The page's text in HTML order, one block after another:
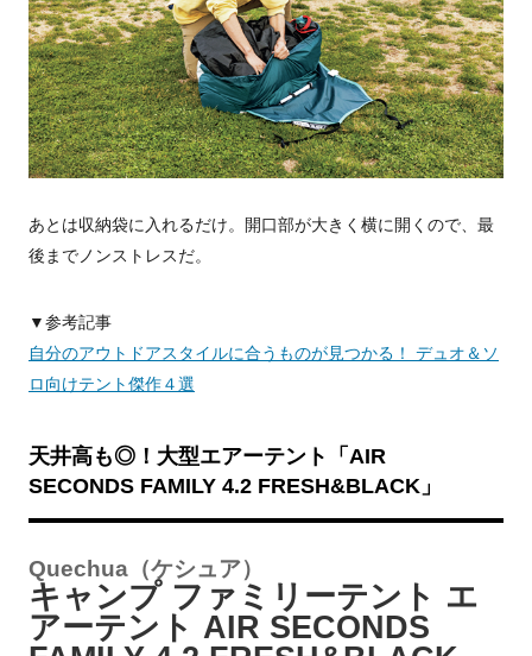
あとは収納袋に入れるだけ。開口部が大きく横に開くので、最
後までノンストレスだ。
▼参考記事
自分のアウトドアスタイルに合うものが見つかる！ デュオ＆ソ
ロ向けテント傑作４選
天井高も◎！大型エアーテント「AIR
SECONDS FAMILY 4.2 FRESH&BLACK」
Quechua（ケシュア）
キャンプ ファミリーテント エ
アーテント AIR SECONDS